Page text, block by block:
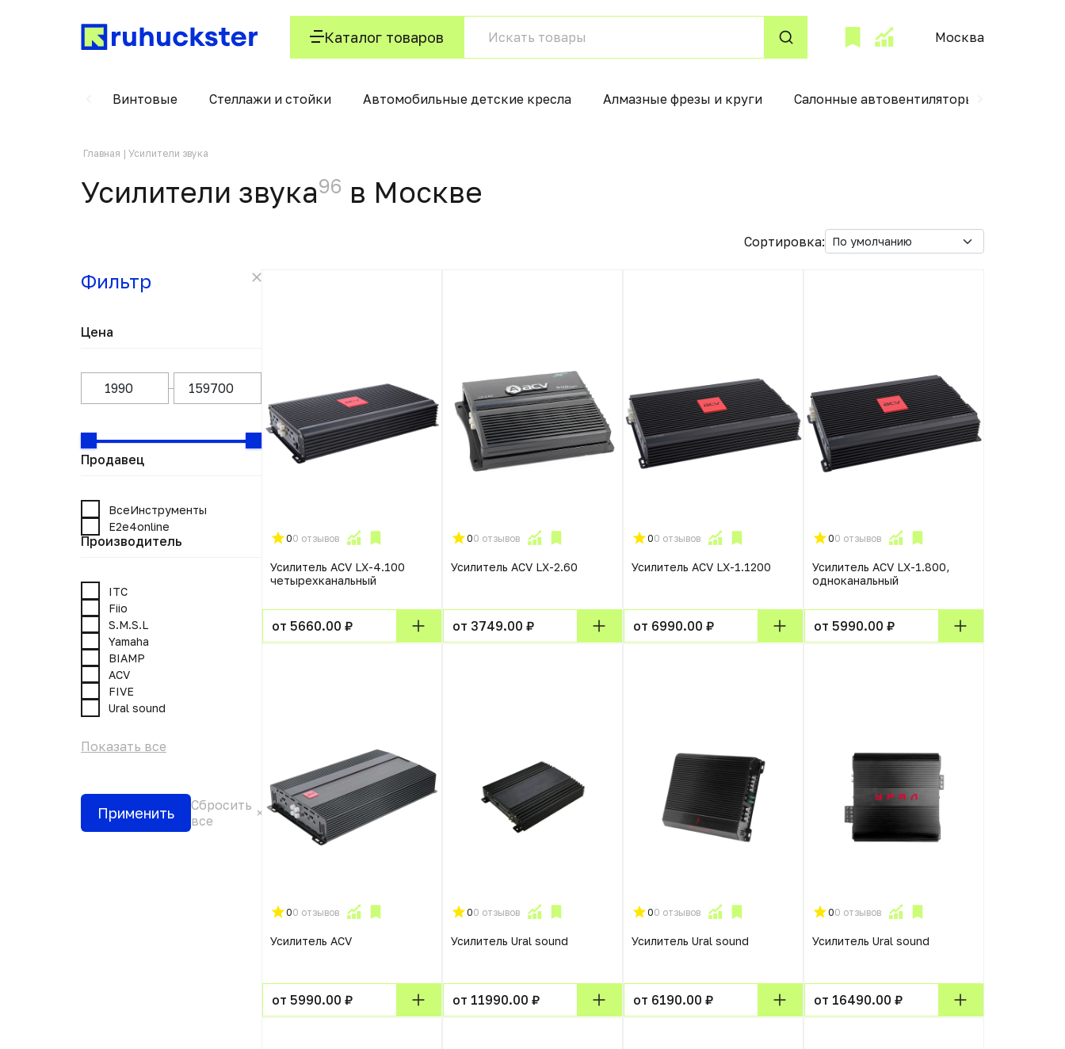
Каталог товаров Москва
Винтовые Стеллажи и стойки Автомобильные детские кресла Алмазные фрезы и круги Салонные автовентиляторы
Главная Усилители звука
Усилители звука96 в Москвe
Сортировка:
Фильтр
Цена
Продавец
ВсеИнструменты
E2e4online
Производитель
ITC
Fiio
S.M.S.L
Yamaha
BIAMP
ACV
FIVE
Ural sound
Показать все
Применить
Сбросить
все
00 отзывов
Усилитель ACV LX-4.100
четырехканальный
от 5660.00 ₽
00 отзывов
Усилитель ACV LX-2.60
от 3749.00 ₽
00 отзывов
Усилитель ACV LX-1.1200
от 6990.00 ₽
00 отзывов
Усилитель ACV LX-1.800,
одноканальный
от 5990.00 ₽
00 отзывов
Усилитель ACV
от 5990.00 ₽
00 отзывов
Усилитель Ural sound
от 11990.00 ₽
00 отзывов
Усилитель Ural sound
от 6190.00 ₽
00 отзывов
Усилитель Ural sound
от 16490.00 ₽